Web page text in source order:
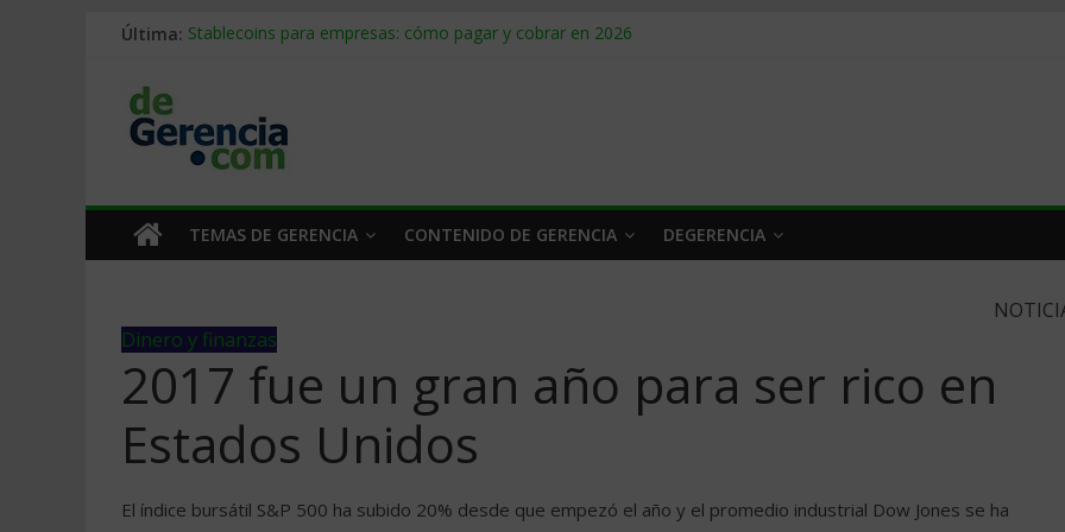
Última: Stablecoins para empresas: cómo pagar y cobrar en 2026
Trabajo forzoso en la cadena de suministro: qué hacer
Mercado hispano de EE. UU.: cómo segmentarlo y venderle
TEMAS DE GERENCIA CONTENIDO DE GERENCIA DEGERENCIA
Dinero y finanzas
2017 fue un gran año para ser rico en
Estados Unidos
El índice bursátil S&P 500 ha subido 20% desde que empezó el año y el promedio industrial Dow Jones se ha